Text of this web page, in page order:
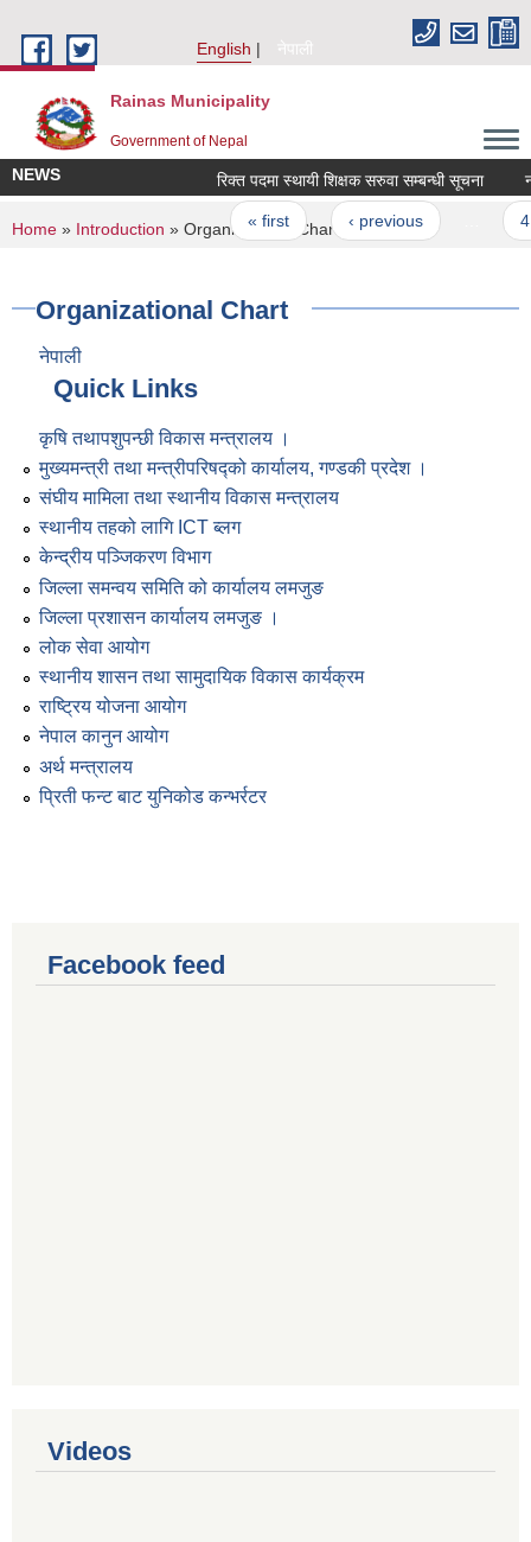
English
नेपाली
Rainas Municipality
Government of Nepal
NEWS रिक्त पदमा स्थायी शिक्षक सरुवा सम्बन्धी सूचना
Pages
« first ‹ previous 4
You are here
Home » Introduction » Organizational Chart
Organizational Chart
नेपाली
Quick Links
कृषि तथापशुपन्छी विकास मन्त्रालय ।
मुख्यमन्त्री तथा मन्त्रीपरिषद्को कार्यालय, गण्डकी प्रदेश ।
संघीय मामिला तथा स्थानीय विकास मन्त्रालय
स्थानीय तहको लागि ICT ब्लग
केन्द्रीय पञ्जिकरण विभाग
जिल्ला समन्वय समिति को कार्यालय लमजुङ
जिल्ला प्रशासन कार्यालय लमजुङ ।
लोक सेवा आयोग
स्थानीय शासन तथा सामुदायिक विकास कार्यक्रम
राष्ट्रिय योजना आयोग
नेपाल कानुन आयोग
अर्थ मन्त्रालय
प्रिती फन्ट बाट युनिकोड कन्भर्रटर
Facebook feed
Videos